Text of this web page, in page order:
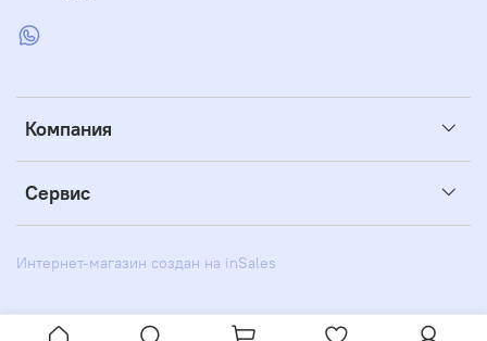
Компания
Сервис
Интернет-магазин создан на inSales